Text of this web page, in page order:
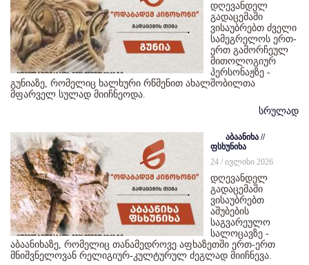
დღევანდელ
გადაცემაში
ვისაუბრებთ ძველი
სამეგრელოს ერთ-
ერთ გამორჩეულ
მითოლოგიურ
პერსონაჟზე -
გუნიაზე, რომელიც ხალხური რწმენით ახალშობილთა
მფარველ სულად მიიჩნეოდა.
სრულად
აბაანიხა //
ფსხუნიხა
24 / ივლისი 2026
დღევანდელ
გადაცემაში
ვისაუბრებთ
აშუბების
საგვარეულო
სალოცავზე -
აბაანიხაზე, რომელიც თანამედროვე აფხაზეთში ერთ-ერთ
მნიშვნელოვან რელიგიურ-კულტურულ ძეგლად მიიჩნევა.